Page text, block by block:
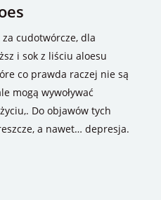
cudotwórcze, dla
i sok z liściu aloesu
co prawda raczej nie są
mogą wywoływać
Do objawów tych
a nawet… depresja.